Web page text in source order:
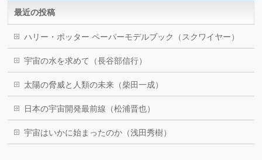
最近の投稿
ハリー・ポッター ペーパーモデルブック（スクワイヤー）
宇宙の水を求めて（長谷部信行）
太陽の脅威と人類の未来（柴田一成）
日本の宇宙開発最前線（松浦晋也）
宇宙はいかに始まったのか（浅田秀樹）